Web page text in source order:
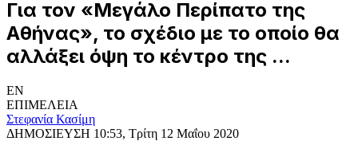
Για τον «Μεγάλο Περίπατο της
Αθήνας», το σχέδιο με το οποίο θα
αλλάξει όψη το κέντρο της ...
EN
ΕΠΙΜΕΛΕΙΑ
Στεφανία Κασίμη
ΔΗΜΟΣΙΕΥΣΗ 10:53, Τρίτη 12 Μαΐου 2020